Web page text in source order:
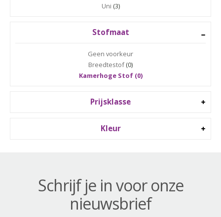
Uni (3)
Stofmaat
Geen voorkeur
Breedtestof(0)
Kamerhoge Stof (0)
Prijsklasse
Kleur
Schrijf je in voor onze
nieuwsbrief